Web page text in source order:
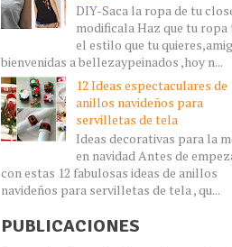
DIY-Saca la ropa de tu
modificala Haz que tu ropa
el estilo que tu
bienvenidas a bellezaypeinados ,hoy n...
12 Ideas espectaculares de
anillos navideños para
servilletas de tela
Ideas decorativas para la
en navidad Antes de
con estas 12 fabulosas ideas de anillos
navideños para servilletas de tela , qu...
PUBLICACIONES